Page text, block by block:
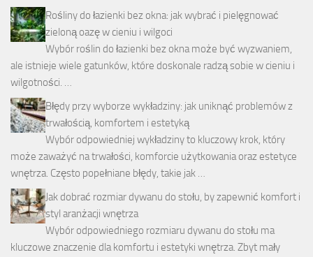
Rośliny do łazienki bez okna: jak wybrać i pielęgnować
zieloną oazę w cieniu i wilgoci
Wybór roślin do łazienki bez okna może być wyzwaniem,
ale istnieje wiele gatunków, które doskonale radzą sobie w cieniu i
wilgotności. …
Błędy przy wyborze wykładziny: jak uniknąć problemów z
trwałością, komfortem i estetyką
Wybór odpowiedniej wykładziny to kluczowy krok, który
może zaważyć na trwałości, komforcie użytkowania oraz estetyce
wnętrza. Często popełniane błędy, takie jak …
Jak dobrać rozmiar dywanu do stołu, by zapewnić komfort i
styl aranżacji wnętrza
Wybór odpowiedniego rozmiaru dywanu do stołu ma
kluczowe znaczenie dla komfortu i estetyki wnętrza. Zbyt mały